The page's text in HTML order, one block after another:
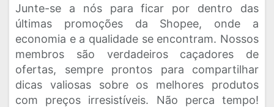
Junte-se a nós para ficar por dentro das
últimas promoções da Shopee, onde a
economia e a qualidade se encontram. Nossos
membros são verdadeiros caçadores de
ofertas, sempre prontos para compartilhar
dicas valiosas sobre os melhores produtos
com preços irresistíveis. Não perca tempo!